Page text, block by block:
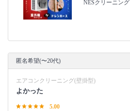
NESクリーニング
匿名希望(〜20代)
エアコンクリーニング(壁掛型)
よかった
5.00